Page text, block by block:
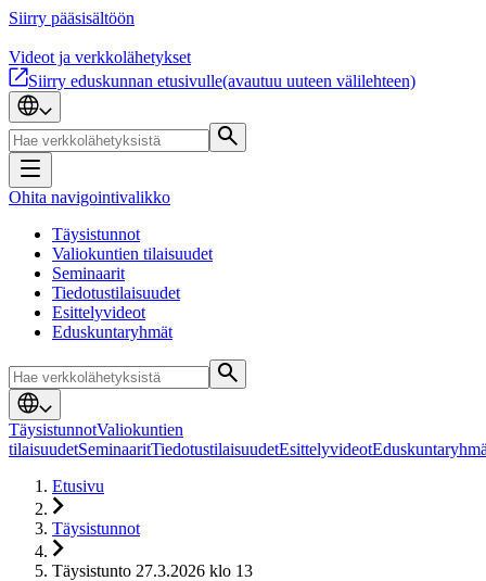
Siirry pääsisältöön
Videot ja verkkolähetykset
Siirry eduskunnan etusivulle(avautuu uuteen välilehteen)
Ohita navigointivalikko
Täysistunnot
Valiokuntien tilaisuudet
Seminaarit
Tiedotustilaisuudet
Esittelyvideot
Eduskuntaryhmät
TäysistunnotValiokuntien
tilaisuudetSeminaaritTiedotustilaisuudetEsittelyvideot
Etusivu
Täysistunnot
Täysistunto 27.3.2026 klo 13